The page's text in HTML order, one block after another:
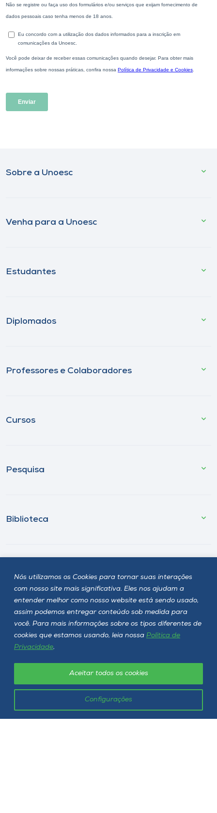
Nós utilizamos os Cookies para tornar suas interações
com nosso site mais significativa. Eles nos ajudam a
entender melhor como nosso website está sendo usado,
assim podemos entregar conteúdo sob medida para
você. Para mais informações sobre os tipos diferentes de
cookies que estamos usando, leia nossa Política de
Privacidade.
Configurações
Aceitar todos os cookies
Sobre a Unoesc
Venha para a Unoesc
Estudantes
Diplomados
Professores e Colaboradores
Cursos
Pesquisa
Biblioteca
Onde estamos
Selecione o campus
Rua Getúlio Vargas, 2125 - Bairro Flor da Serra
Joaçaba - SC - CEP 89600-000
Telefone (49) 3551-2000